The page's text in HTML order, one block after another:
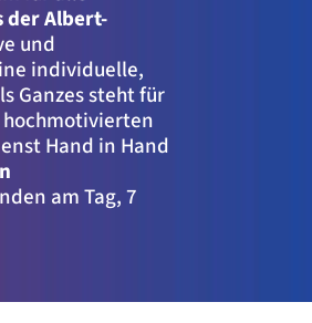
der Albert-
und
individuelle,
Ganzes steht für
Hand in Hand
am Tag, 7